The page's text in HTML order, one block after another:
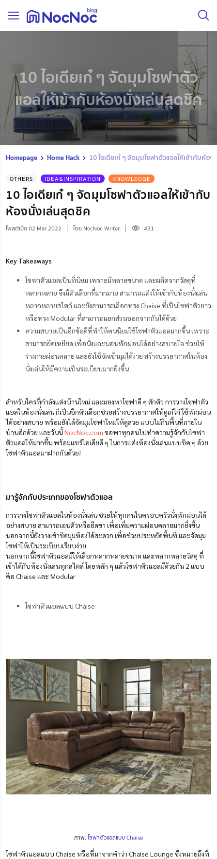
10 ไอเดียเก๋ ๆ จัดมุมโซฟาตัว
แอลให้เข้ากับห้องนั่งเล่นสุดชิค
Homepage Home Hack 10 ไอเดียเก๋ ๆ จัดมุมโซฟาตัวแอลให้เข้ากับห้อ
OTHERS IDEA&INSPIRATION KNOWLEDGE
10 ไอเดียเก๋ ๆ จัดมุมโซฟาตัวแอลให้เข้ากับ
ห้องนั่งเล่นสุดชิค
โพสต์เมื่อ 02 Mar 2022 โดย NocNoc Writer 431
Key Takeaways
โซฟาตัวแอลเป็นที่นิยม เพราะมีหลายขนาด และผลิตจากวัสดุที่
หลากหลาย จึงมีตัวเลือกที่มากมาย สามารถแต่งให้เข้ากับห้องนั่งเล่น
หลากหลายสไตล์ และยังสามารถเลือกทรง Chaise ที่เป็นโซฟาตัวยาว
หรือทรง Modular ที่สามารถแยกส่วนออกจากกันได้ด้วย
ความสบายเป็นอีกข้อดีที่ทำให้คนนิยมใช้โซฟาตัวแอลมากขึ้น เพราะ
สามารถยืดเหยียด เพื่อนั่งและนอนพักผ่อนได้อย่างสบายใจ ช่วยให้
ร่างกายผ่อนคลาย และยังใช้จัดเข้ามุมได้ง่าย สร้างบรรยากาศในห้อง
นั่งเล่นให้มีความเป็นระเบียบมากยิ่งขึ้น
สำหรับใครที่กำลังแต่งบ้านใหม่ และมองหาโซฟาดี ๆ สักตัว การวางโซฟาตัว
แอลในห้องนั่งเล่น ก็เป็นอีกตัวเลือกช่วยสร้างบรรยากาศให้ดูเก๋ไก๋ ใช้พักผ่อน
ได้อย่างสบาย พร้อมยังได้จัดมุมโซฟาใหม่ให้ดูสวย แบบไม่กินพื้นที่ภายใน
บ้านอีกด้วย และวันนี้NocNoc.com ขอพาทุกคนไปทำความรู้จักกับโซฟา
ตัวแอลให้มากขึ้น พร้อมแชร์ไอเดียดี ๆ ในการแต่งห้องนั่งเล่นแบบชิค ๆ ด้วย
โซฟาตัวแอลมาฝากกันด้วย!
มารู้จักกับประเภทของโซฟาตัวแอล
การวางโซฟาตัวแอลในห้องนั่งเล่น ช่วยให้ทุกคนในครอบครัวนั่งพักผ่อนได้
อย่างสบาย สามารถเอนตัวหรือยืดขา เพื่อเพิ่มความผ่อนคลายมากยิ่งขึ้น
นอกจากนี้ยังวางเข้าชิดมุมห้องได้สะดวก เพื่อช่วยประหยัดพื้นที่ และจัดมุม
โซฟาให้เป็นระเบียบเรียบง่าย
นอกจากนี้โซฟาตัวแอลมีให้เลือกหลากหลายขนาด และหลากหลายวัสดุ ที่
เข้าได้กับห้องนั่งเล่นทุกสไตล์ โดยหลัก ๆ แล้วโซฟาตัวแอลมีด้วยกัน 2 แบบ
คือ Chaise และ Modular
โซฟาตัวแอลแบบ Chaise
ภาพ:โซฟาตัวแอลแบบ Chaise
โซฟาตัวแอลแบบ Chaise หรือที่มาจากคำว่า Chaise Lounge ซึ่งหมายถึงที่